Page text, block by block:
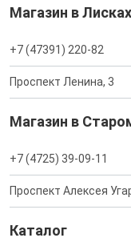
Магазин в Лисках
+7 (47391) 220-82
Проспект Ленина, 3
Магазин в
+7 (4725) 39-09-11
Проспект Алексея
Каталог